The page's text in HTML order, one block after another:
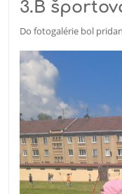
3.B
Do fotogalérie bol